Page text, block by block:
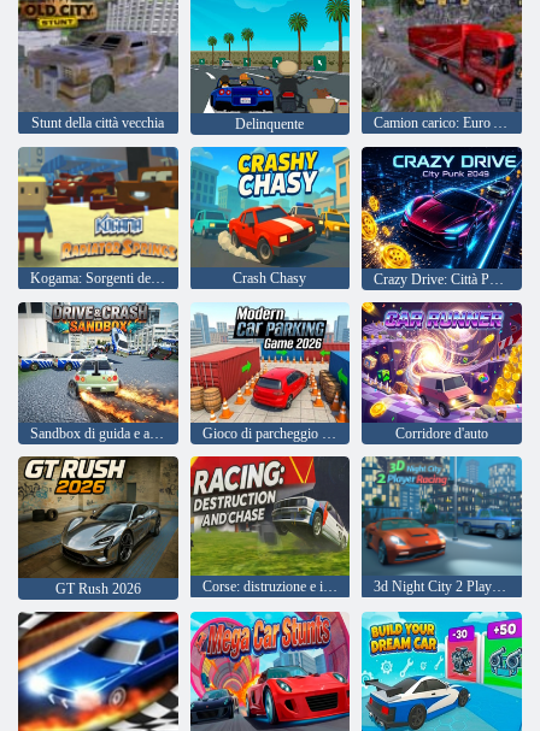
Stunt della città vecchia Delinquente Camion carico: Euro American Tour
Kogama: Sorgenti del radiatore Crash Chasy Crazy Drive: Città Punk 2049
Corridore d'auto
GT Rush 2026 Corse: distruzione e inseguimento 3d Night City 2 Player Racing